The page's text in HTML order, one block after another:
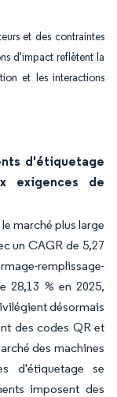
et des contraintes
d'impact reflètent la
et les interactions
d'étiquetage
exigences de
marché plus large
un CAGR de 5,27
remplissage-
28,13 % en 2025,
désormais
des codes QR et
des machines
d'étiquetage se
imposent des